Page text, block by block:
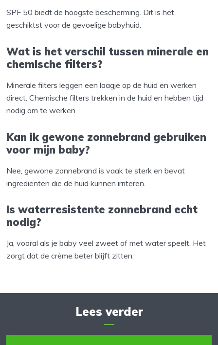
SPF 50 biedt de hoogste bescherming. Dit is het
geschiktst voor de gevoelige babyhuid.
Wat is het verschil tussen minerale en
chemische filters?
Minerale filters leggen een laagje op de huid en werken
direct. Chemische filters trekken in de huid en hebben tijd
nodig om te werken.
Kan ik gewone zonnebrand gebruiken
voor mijn baby?
Nee, gewone zonnebrand is vaak te sterk en bevat
ingrediënten die de huid kunnen irriteren.
Is waterresistente zonnebrand echt
nodig?
Ja, vooral als je baby veel zweet of met water speelt. Het
zorgt dat de crème beter blijft zitten.
Lees verder